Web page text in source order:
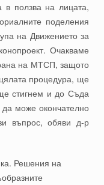
в ползва на лицата,
поделения
на Движението за
Очакваме
на МТСП, защото
процедура, ще
стигнем и до Съда
да може окончателно
въпрос, обяви д-р
Решения на